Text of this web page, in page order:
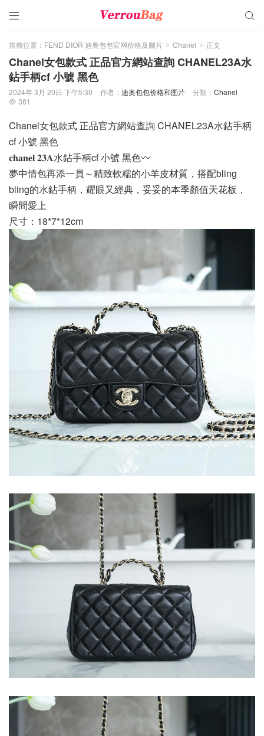
 
當前位置： FEND DIOR 迪奥包包官网价格及圖片 > Chanel > 正文
Chanel女包款式 正品官方網站查詢 CHANEL23A水
鉆手柄cf 小號 黑色
2024年 3月 20日 下午5:30 作者： 迪奥包包价格和图片 分類： Chanel
 381
Chanel女包款式 正品官方網站查詢 CHANEL23A水鉆手柄
cf 小號 黑色
𝐜𝐡𝐚𝐧𝐞𝐥 𝟐𝟑𝐀水鉆手柄cf 小號 黑色〰️
夢中情包再添一員～精致軟糯的小羊皮材質，搭配bling
bling的水鉆手柄，耀眼又經典，妥妥的本季顏值天花板，
瞬間愛上
尺寸：18*7*12cm